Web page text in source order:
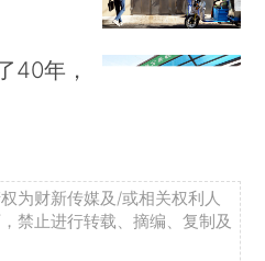
40年，
为财新传媒及/或相关权利人
禁止进行转载、摘编、复制及